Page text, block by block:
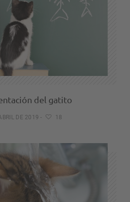
del gatito
DE 2019 - 18